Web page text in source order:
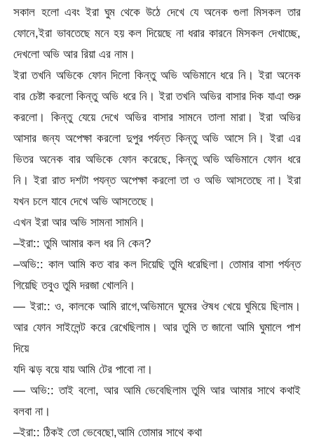
সকাল হলো এবং ইরা ঘুম থেকে উঠে দেখে যে অনেক গুলা মিসকল তার
ফোনে,ইরা ভাবতেছে মনে হয় কল দিয়েছে না ধরার কারনে মিসকল দেখাচ্ছে,
দেখলো অভি আর রিয়া এর নাম।
ইরা তখনি অভিকে ফোন দিলো কিন্তু অভি অভিমানে ধরে নি। ইরা অনেক
বার চেষ্টা করলো কিন্তু অভি ধরে নি। ইরা তখনি অভির বাসার দিক যাএা শুরু
করলো। কিন্তু যেয়ে দেখে অভির বাসার সামনে তালা মারা। ইরা অভির
আসার জন্য অপেক্ষা করলো দুপুর পর্যন্ত কিন্তু অভি আসে নি। ইরা এর
ভিতর অনেক বার অভিকে ফোন করেছে, কিন্তু অভি অভিমানে ফোন ধরে
নি। ইরা রাত দশটা পযন্ত অপেক্ষা করলো তা ও অভি আসতেছে না। ইরা
যখন চলে যাবে দেখে অভি আসতেছে।
এখন ইরা আর অভি সামনা সামনি।
–ইরা:: তুমি আমার কল ধর নি কেন?
–অভি:: কাল আমি কত বার কল দিয়েছি তুমি ধরেছিলা। তোমার বাসা পর্যন্ত
গিয়েছি তবুও তুমি দরজা খোলনি।
— ইরা:: ও, কালকে আমি রাগে,অভিমানে ঘুমের ঔষধ খেয়ে ঘুমিয়ে ছিলাম।
আর ফোন সাইলেন্ট করে রেখেছিলাম। আর তুমি ত জানো আমি ঘুমালে পাশ
দিয়ে
যদি ঝড় বয়ে যায় আমি টের পাবো না।
— অভি:: তাই বলো, আর আমি ভেবেছিলাম তুমি আর আমার সাথে কথাই
বলবা না।
–ইরা:: ঠিকই তো ভেবেছো,আমি তোমার সাথে কথা